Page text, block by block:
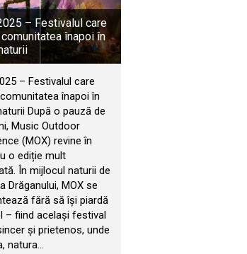
– Festivalul care
înapoi în
– Festivalul care
înapoi în
După o pauză de
Music Outdoor
(MOX) revine în
o ediție mult
În mijlocul naturii de
Drăganului, MOX se
fără să își piardă
– fiind același festival
și prietenos, unde
natura…